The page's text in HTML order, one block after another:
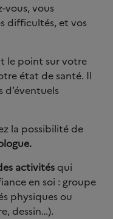
vous, vous
difficultés, et vos
le point sur votre
état de santé. Il
d’éventuels
la possibilité de
activités qui
en soi : groupe
physiques ou
dessin…).